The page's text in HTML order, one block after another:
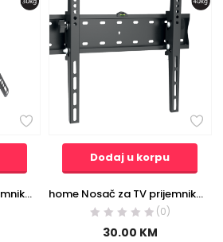
home Nosač za TV prijemnike 32″-55″, 30 kg, 2D – LCDH 29
Dodaj u korpu
home Nosač za TV prijemnike 32″-55″, 40 kg, 2D – LCDH 18
(0)
30.00 KM